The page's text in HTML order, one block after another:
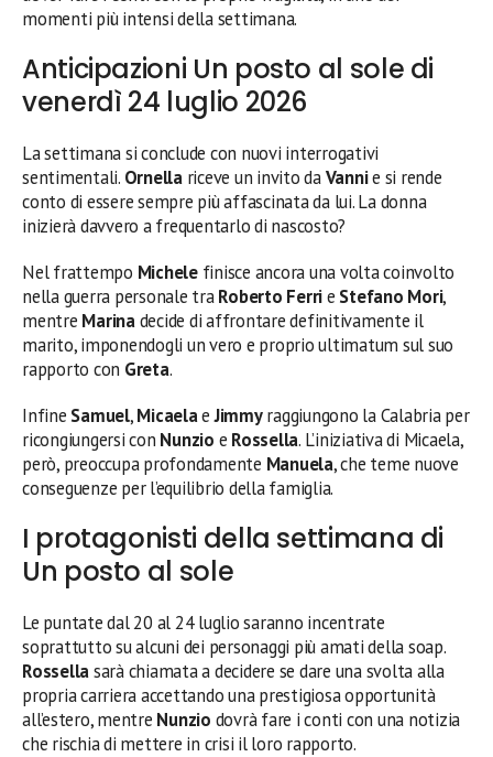
momenti più intensi della settimana.
Anticipazioni Un posto al sole di
venerdì 24 luglio 2026
La settimana si conclude con nuovi interrogativi
sentimentali. Ornellariceve un invito daVannie si rende
conto di essere sempre più affascinata da lui. La donna
inizierà davvero a frequentarlo di nascosto?
Nel frattempo Michelefinisce ancora una volta coinvolto
nella guerra personale traRoberto Ferrie Stefano Mori,
mentre Marinadecide di affrontare definitivamente il
marito, imponendogli un vero e proprio ultimatum sul suo
rapporto con Greta.
Infine Samuel,MicaelaeJimmyraggiungono la Calabria per
ricongiungersi con Nunzio e Rossella. L’iniziativa di Micaela,
però, preoccupa profondamente Manuela, che teme nuove
conseguenze per l’equilibrio della famiglia.
I protagonisti della settimana di
Un posto al sole
Le puntate dal 20 al 24 luglio saranno incentrate
soprattutto su alcuni dei personaggi più amati della soap.
Rossellasarà chiamata a decidere se dare una svolta alla
propria carriera accettando una prestigiosa opportunità
all’estero, mentre Nunzio dovrà fare i conti con una notizia
che rischia di mettere in crisi il loro rapporto.